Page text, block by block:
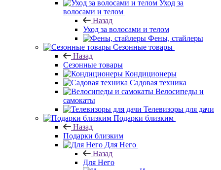
Уход за
волосами и телом
Назад
Уход за волосами и телом
Фены, стайлеры
Сезонные товары
Назад
Сезонные товары
Кондиционеры
Садовая техника
Велосипеды и
самокаты
Телевизоры для дачи
Подарки близким
Назад
Подарки близким
Для Него
Назад
Для Него